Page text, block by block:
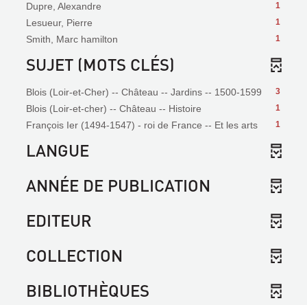
1
Dupre, Alexandre
1
Lesueur, Pierre
1
Smith, Marc hamilton
SUJET (MOTS CLÉS)
3
Blois (Loir-et-Cher) -- Château -- Jardins -- 1500-1599
1
Blois (Loir-et-cher) -- Château -- Histoire
1
François Ier (1494-1547) - roi de France -- Et les arts
LANGUE
ANNÉE DE PUBLICATION
EDITEUR
COLLECTION
BIBLIOTHÈQUES